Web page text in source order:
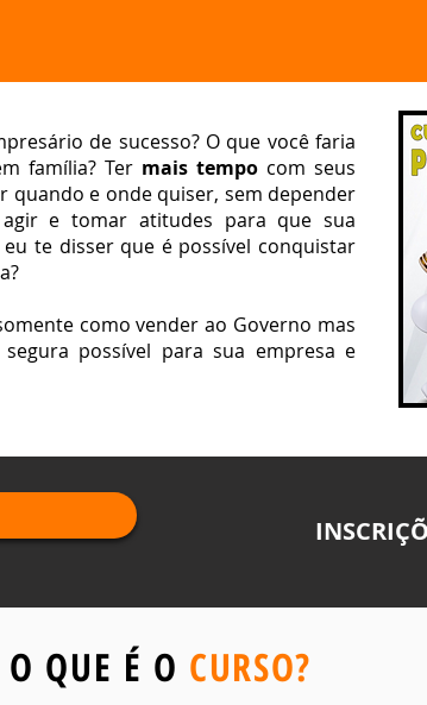
de sucesso? O que você faria
família? Ter mais tempo com seus
quando e onde quiser, sem depender
e tomar atitudes para que sua
eu te disser que é possível conquistar
como vender ao Governo mas
possível para sua empresa e
O QUE É O CURSO?